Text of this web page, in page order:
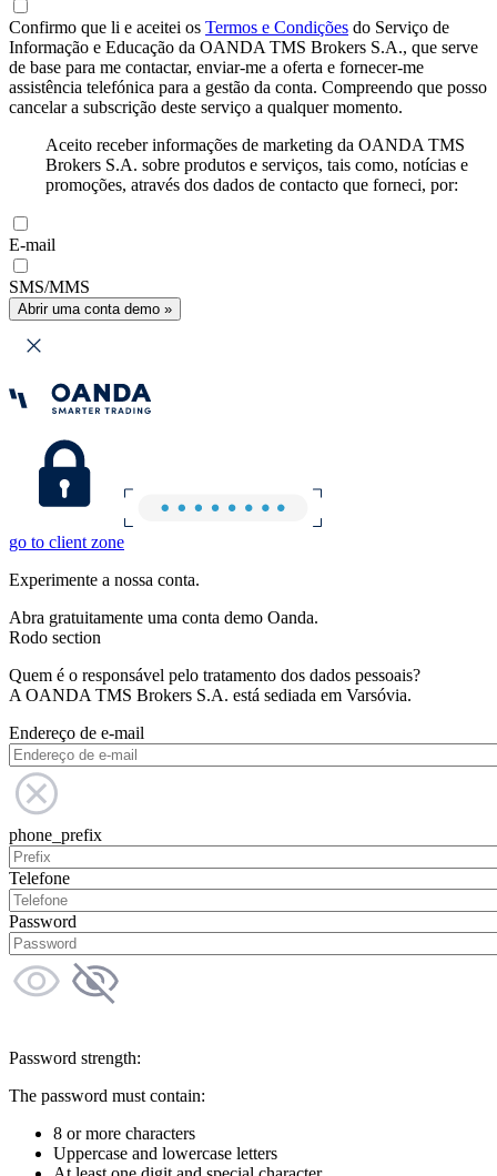
Confirmo que li e aceitei os Termos e Condições do Serviço de
Informação e Educação da OANDA TMS Brokers S.A., que serve
de base para me contactar, enviar-me a oferta e fornecer-me
assistência telefónica para a gestão da conta. Compreendo que posso
cancelar a subscrição deste serviço a qualquer momento.
Aceito receber informações de marketing da OANDA TMS
Brokers S.A. sobre produtos e serviços, tais como, notícias e
promoções, através dos dados de contacto que forneci, por:
E-mail
SMS/MMS
Abrir uma conta demo »
go to client zone
Experimente a nossa conta.
Abra gratuitamente uma conta demo Oanda.
Rodo section
Quem é o responsável pelo tratamento dos dados pessoais?
A OANDA TMS Brokers S.A. está sediada em Varsóvia.
Endereço de e-mail
phone_prefix
Telefone
Password
Password strength:
The password must contain:
8 or more characters
Uppercase and lowercase letters